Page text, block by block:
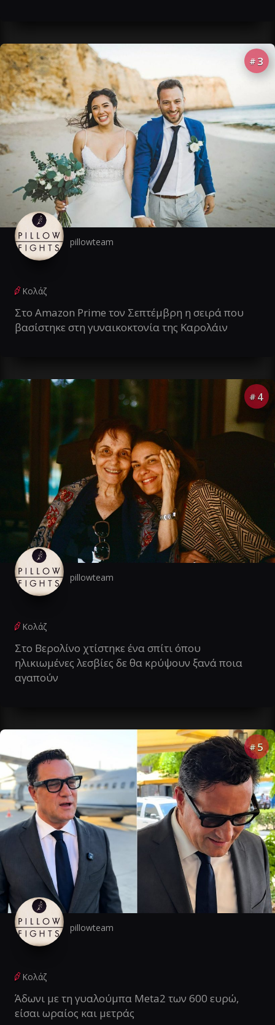
# 3
pillowteam
Κολάζ
Στο Amazon Prime τον Σεπτέμβρη η σειρά που
βασίστηκε στη γυναικοκτονία της Καρολάιν
# 4
pillowteam
Κολάζ
Στο Βερολίνο χτίστηκε ένα σπίτι όπου
ηλικιωμένες λεσβίες δε θα κρύψουν ξανά ποια
αγαπούν
# 5
pillowteam
Κολάζ
Άδωνι με τη γυαλούμπα Meta2 των 600 ευρώ,
είσαι ωραίος και μετράς